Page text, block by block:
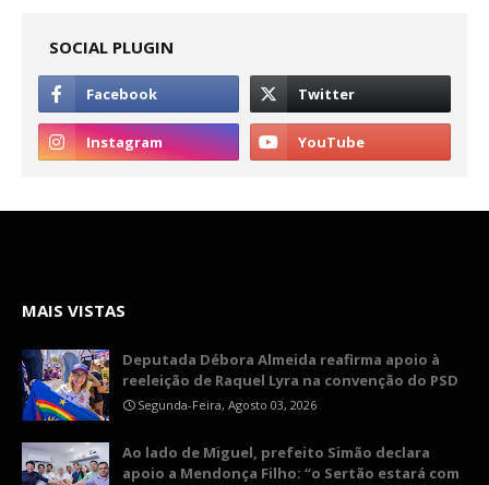
SOCIAL PLUGIN
MAIS VISTAS
Deputada Débora Almeida reafirma apoio à
reeleição de Raquel Lyra na convenção do PSD
Segunda-Feira, Agosto 03, 2026
Ao lado de Miguel, prefeito Simão declara
apoio a Mendonça Filho: “o Sertão estará com